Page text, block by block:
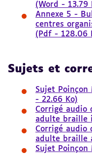
(Word - 13.79
Annexe 5 -
centres
(Pdf - 128.06
Sujets et
Sujet Poinçon
- 22.66 Ko)
Corrigé audio
adulte braille
Corrigé audio
adulte braille
Sujet